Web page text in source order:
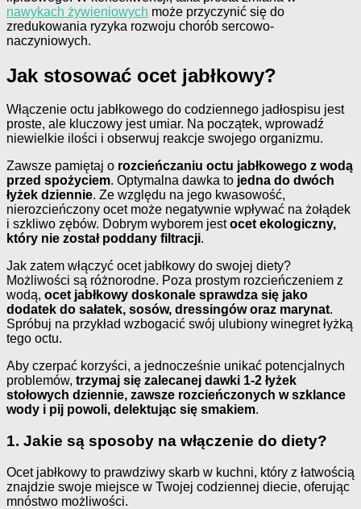
nawykach żywieniowych może przyczynić się do
zredukowania ryzyka rozwoju chorób sercowo-
naczyniowych.
Jak stosować ocet jabłkowy?
Włączenie octu jabłkowego do codziennego jadłospisu jest
proste, ale kluczowy jest umiar. Na początek, wprowadź
niewielkie ilości i obserwuj reakcje swojego organizmu.
Zawsze pamiętaj o rozcieńczaniu octu jabłkowego z wodą
przed spożyciem. Optymalna dawka to jedna do dwóch
łyżek dziennie. Ze względu na jego kwasowość,
nierozcieńczony ocet może negatywnie wpływać na żołądek
i szkliwo zębów. Dobrym wyborem jestocet ekologiczny,
który nie został poddany filtracji.
Jak zatem włączyć ocet jabłkowy do swojej diety?
Możliwości są różnorodne. Poza prostym rozcieńczeniem z
wodą, ocet jabłkowy doskonale sprawdza się jako
dodatek do sałatek, sosów, dressingów oraz marynat.
Spróbuj na przykład wzbogacić swój ulubiony winegret łyżką
tego octu.
Aby czerpać korzyści, a jednocześnie unikać potencjalnych
problemów, trzymaj się zalecanej dawki 1-2 łyżek
stołowych dziennie, zawsze rozcieńczonych w szklance
wody i pij powoli, delektując się smakiem.
1. Jakie są sposoby na włączenie do diety?
Ocet jabłkowy to prawdziwy skarb w kuchni, który z łatwością
znajdzie swoje miejsce w Twojej codziennej diecie, oferując
mnóstwo możliwości.